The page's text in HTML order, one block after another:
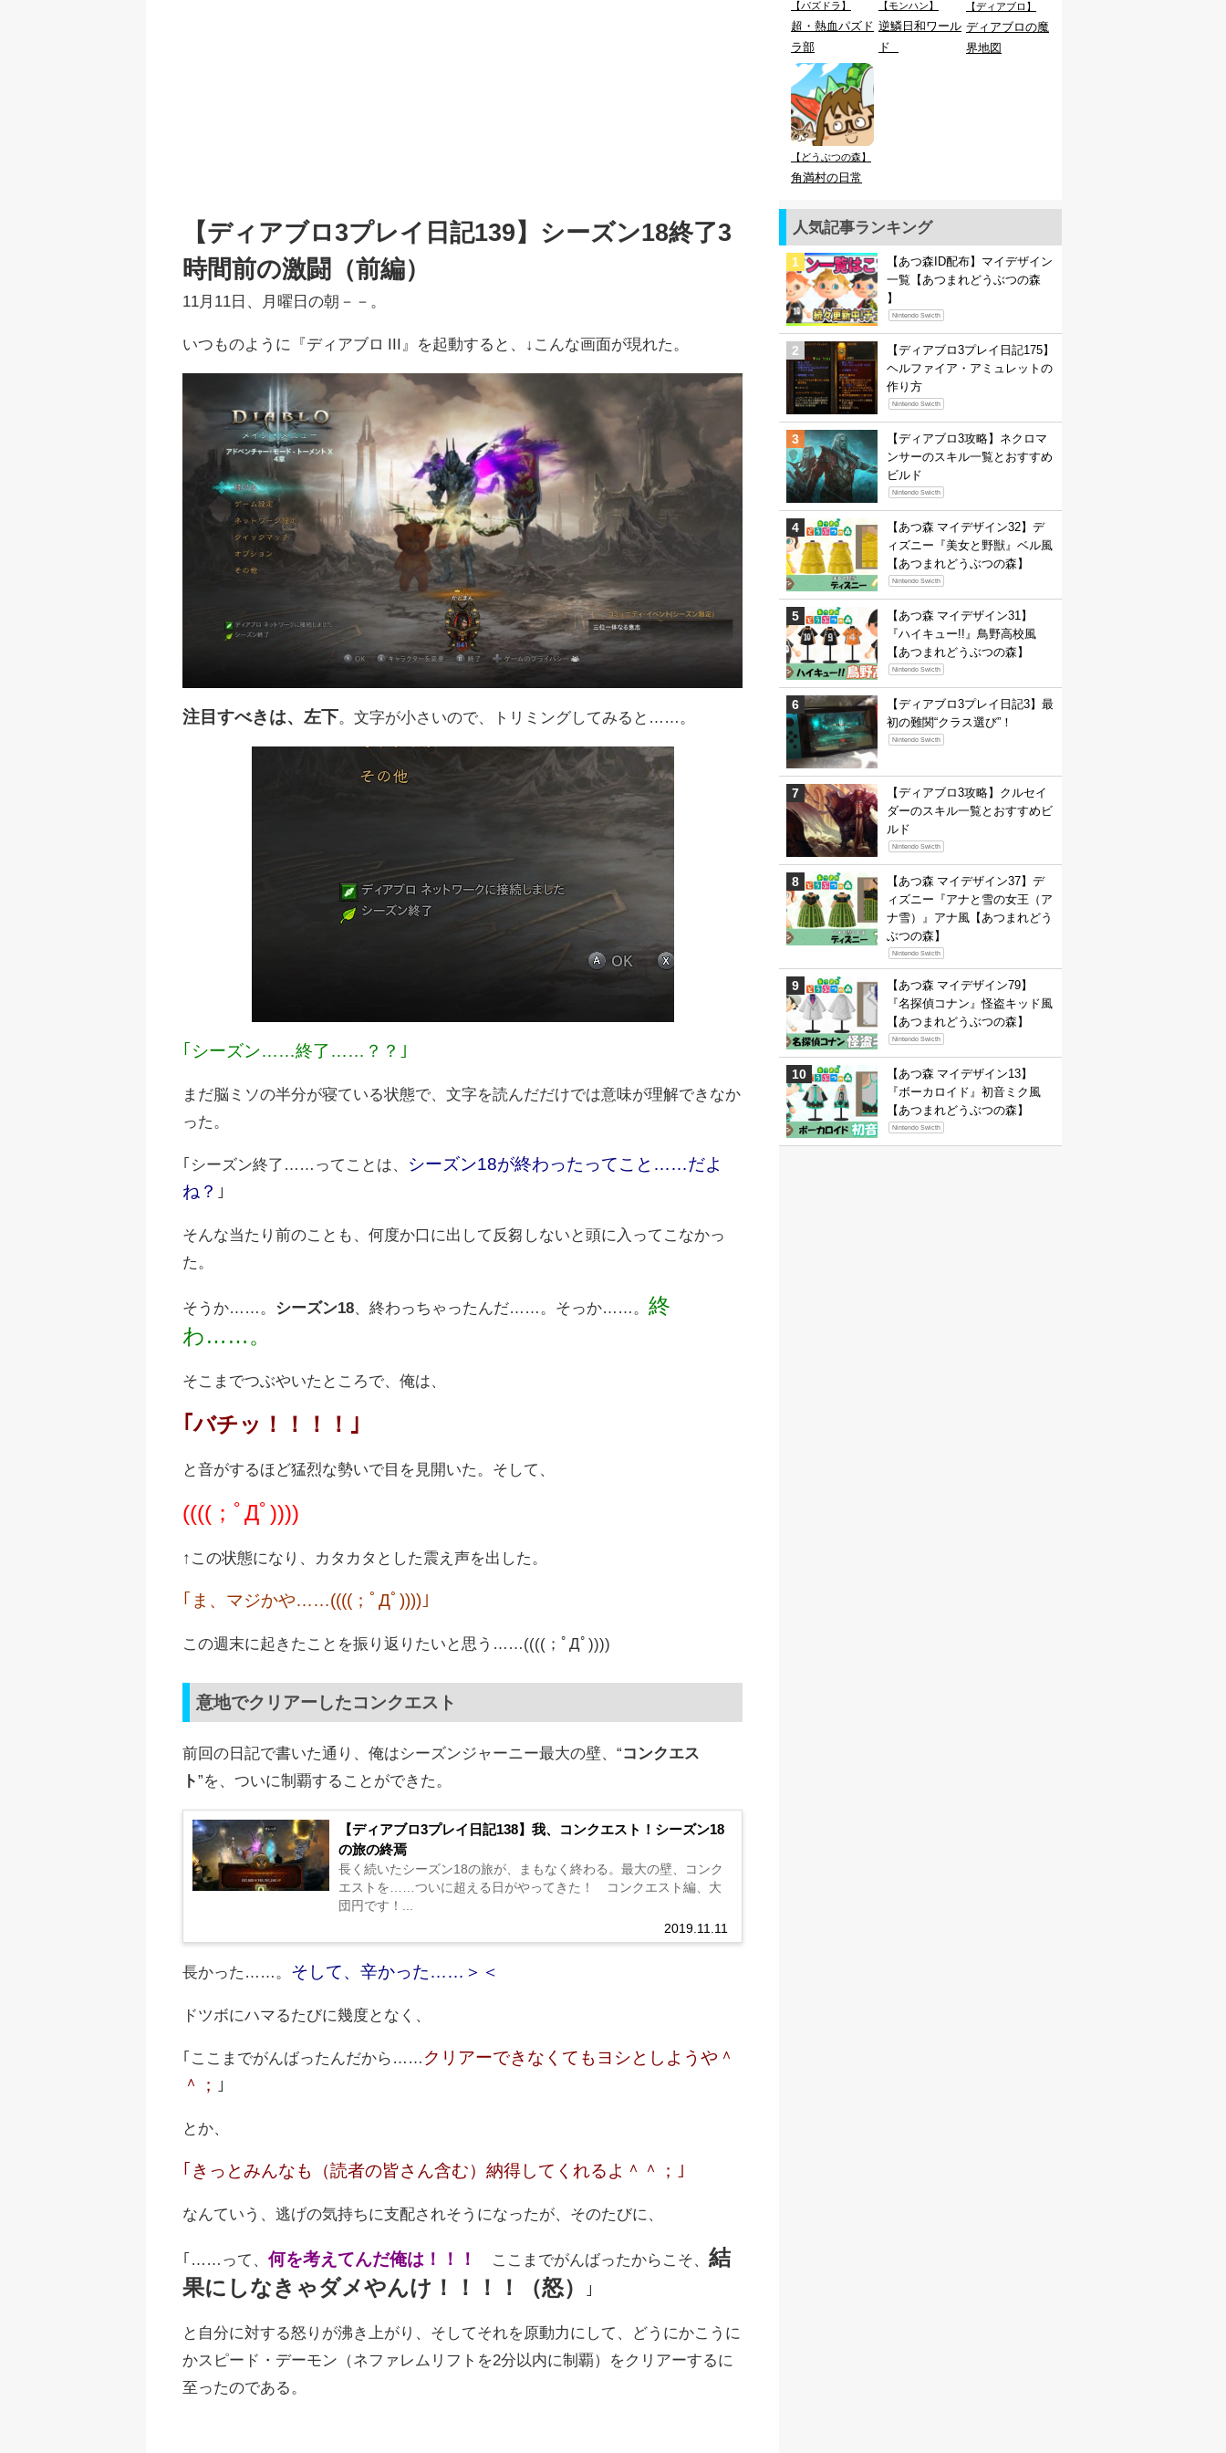
【ディアブロ3プレイ日記139】シーズン18終了3
時間前の激闘（前編）
11月11日、月曜日の朝－－。
いつものように『ディアブロ III』を起動すると、↓こんな画面が現れた。
注目すべきは、左下 。文字が小さいので、トリミングしてみると……。
｢シーズン……終了……？？｣
まだ脳ミソの半分が寝ている状態で、文字を読んだだけでは意味が理解できなか
った。
｢シーズン終了……ってことは、
シーズン18が終わったってこと……だよ
ね？ ｣
そんな当たり前のことも、何度か口に出して反芻しないと頭に入ってこなかっ
た。
そうか……。 シーズン18 、終わっちゃったんだ……。そっか……。 終
わ……。
そこまでつぶやいたところで、俺は、
｢バチッ！！！！｣
と音がするほど猛烈な勢いで目を見開いた。そして、
((((；ﾟДﾟ))))
↑この状態になり、カタカタとした震え声を出した。
｢ま、マジかや……((((；ﾟДﾟ))))｣
この週末に起きたことを振り返りたいと思う……((((；ﾟДﾟ))))
意地でクリアーしたコンクエスト
前回の日記で書いた通り、俺はシーズンジャーニー最大の壁、“コンクエス
ト”を、ついに制覇することができた。
【ディアブロ3プレイ日記138】我、コンクエスト！シーズン18
の旅の終焉
2019.11.11
長く続いたシーズン18の旅が、まもなく終わる。最大の壁、コンク
エストを……ついに超える日がやってきた！ コンクエスト編、大
団円です！...
長かった……。 そして、辛かった……＞＜
ドツボにハマるたびに幾度となく、
｢ここまでがんばったんだから……
クリアーできなくてもヨシとしようや＾
＾；
｣
とか、
｢きっとみんなも（読者の皆さん含む）納得してくれるよ＾＾；｣
なんていう、逃げの気持ちに支配されそうになったが、そのたびに、
｢……って、 何を考えてんだ俺は！！！ ここまでがんばったからこそ、 結
果にしなきゃダメやんけ！！！！（怒）
｣
と自分に対する怒りが沸き上がり、そしてそれを原動力にして、どうにかこうに
かスピード・デーモン（ネファレムリフトを2分以内に制覇）をクリアーするに
至ったのである。
【パズドラ】
超・熱血パズド
ラ部
【モンハン】
逆鱗日和ワール
ド
【ディアブロ】
ディアブロの魔
界地図
【どうぶつの森】
角満村の日常
人気記事ランキング
【あつ森ID配布】マイデザイン
一覧【あつまれどうぶつの森
】
Nintendo Swicth
【ディアブロ3プレイ日記175】
ヘルファイア・アミュレットの
作り方
Nintendo Swicth
【ディアブロ3攻略】ネクロマ
ンサーのスキル一覧とおすすめ
ビルド
Nintendo Swicth
【あつ森 マイデザイン32】デ
ィズニー『美女と野獣』ベル風
【あつまれどうぶつの森】
Nintendo Swicth
【あつ森 マイデザイン31】
『ハイキュー!!』鳥野高校風
【あつまれどうぶつの森】
Nintendo Swicth
【ディアブロ3プレイ日記3】最
初の難関“クラス選び”！
Nintendo Swicth
【ディアブロ3攻略】クルセイ
ダーのスキル一覧とおすすめビ
ルド
Nintendo Swicth
【あつ森 マイデザイン37】デ
ィズニー『アナと雪の女王（ア
ナ雪）』アナ風【あつまれどう
ぶつの森】
Nintendo Swicth
【あつ森 マイデザイン79】
『名探偵コナン』怪盗キッド風
【あつまれどうぶつの森】
Nintendo Swicth
【あつ森 マイデザイン13】
『ボーカロイド』初音ミク風
【あつまれどうぶつの森】
Nintendo Swicth